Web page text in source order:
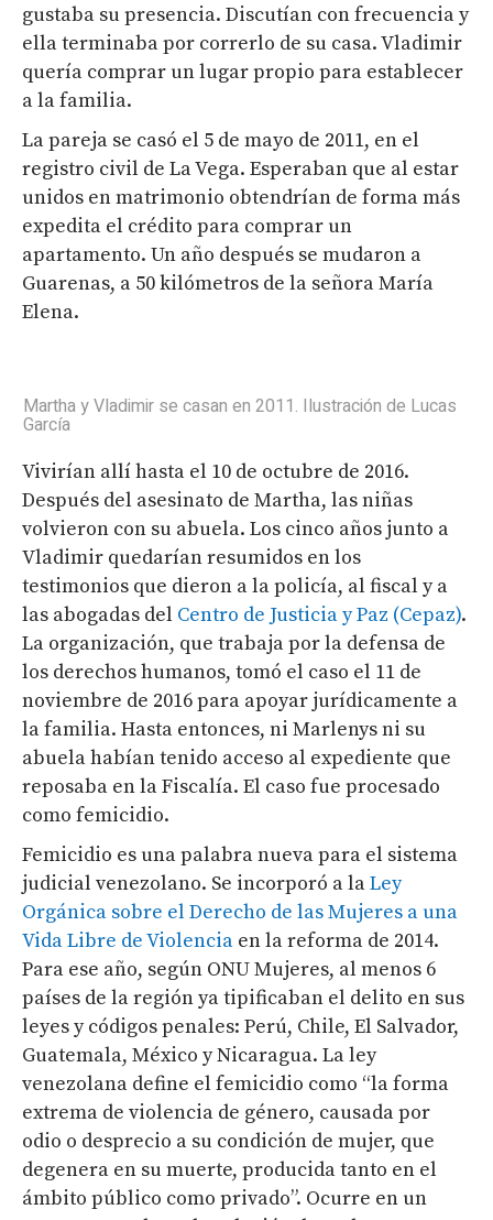
gustaba su presencia. Discutían con frecuencia y
ella terminaba por correrlo de su casa. Vladimir
quería comprar un lugar propio para establecer
a la familia.
La pareja se casó el 5 de mayo de 2011, en el
registro civil de La Vega. Esperaban que al estar
unidos en matrimonio obtendrían de forma más
expedita el crédito para comprar un
apartamento. Un año después se mudaron a
Guarenas, a 50 kilómetros de la señora María
Elena.
Martha y Vladimir se casan en 2011. Ilustración de Lucas
García
Vivirían allí hasta el 10 de octubre de 2016.
Después del asesinato de Martha, las niñas
volvieron con su abuela. Los cinco años junto a
Vladimir quedarían resumidos en los
testimonios que dieron a la policía, al fiscal y a
las abogadas del Centro de Justicia y Paz (Cepaz).
La organización, que trabaja por la defensa de
los derechos humanos, tomó el caso el 11 de
noviembre de 2016 para apoyar jurídicamente a
la familia. Hasta entonces, ni Marlenys ni su
abuela habían tenido acceso al expediente que
reposaba en la Fiscalía. El caso fue procesado
como femicidio.
Femicidio es una palabra nueva para el sistema
judicial venezolano. Se incorporó a laLey
Orgánica sobre el Derecho de las Mujeres a una
Vida Libre de Violencia ​ en la reforma de 2014.
Para ese año, según ONU Mujeres, al menos 6
países de la región ya tipificaban el delito en sus
leyes y códigos penales: Perú, Chile, El Salvador,
Guatemala, México y Nicaragua. La ley
venezolana define el femicidio como “la forma
extrema de violencia de género, causada por
odio o desprecio a su condición de mujer, que
degenera en su muerte, producida tanto en el
ámbito público como privado”. Ocurre en un